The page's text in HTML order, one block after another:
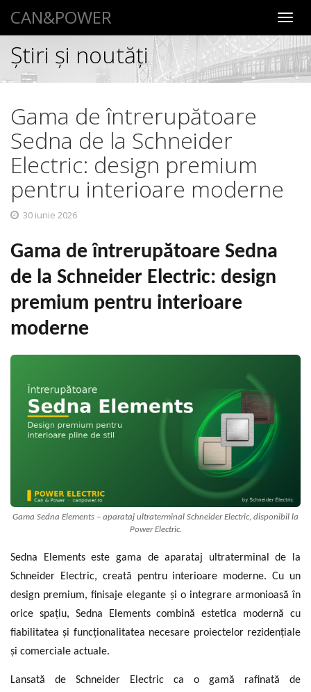
CAN&POWER
Știri şi noutăţi
Gama de întrerupătoare
Sedna de la Schneider
Electric: design premium
pentru interioare moderne
30 iunie 2026
Gama de întrerupătoare Sedna
de la Schneider Electric: design
premium pentru interioare
moderne
Gama Sedna Elements – aparataj ultraterminal Schneider Electric, disponibil la
Power Electric.
Sedna Elements este gama de aparataj ultraterminal de la
Schneider Electric, creată pentru interioare moderne. Cu un
design premium, finisaje elegante și o integrare armonioasă în
orice spațiu, Sedna Elements combină estetica modernă cu
fiabilitatea și funcționalitatea necesare proiectelor rezidențiale
și comerciale actuale.
Lansată de Schneider Electric ca o gamă rafinată de